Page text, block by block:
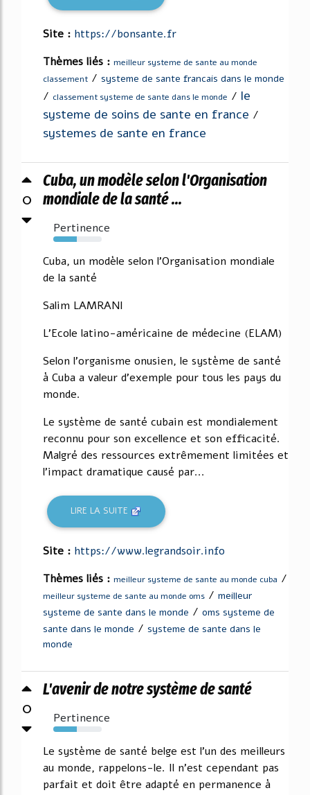
Site : https://bonsante.fr
Thèmes liés : meilleur systeme de sante au monde
classement / systeme de sante francais dans le monde
/ classement systeme de sante dans le monde / le
systeme de soins de sante en france /
systemes de sante en france
0
Cuba, un modèle selon l'Organisation
mondiale de la santé ...
Pertinence
48%
Cuba, un modèle selon l'Organisation mondiale
de la santé
Salim LAMRANI
L'Ecole latino-américaine de médecine (ELAM)
Selon l'organisme onusien, le système de santé
à Cuba a valeur d'exemple pour tous les pays du
monde.
Le système de santé cubain est mondialement
reconnu pour son excellence et son efficacité.
Malgré des ressources extrêmement limitées et
l'impact dramatique causé par...
LIRE LA SUITE
Site : https://www.legrandsoir.info
Thèmes liés : meilleur systeme de sante au monde cuba /
meilleur systeme de sante au monde oms / meilleur
systeme de sante dans le monde / oms systeme de
sante dans le monde / systeme de sante dans le
monde
0
L'avenir de notre système de santé
Pertinence
48%
Le système de santé belge est l'un des meilleurs
au monde, rappelons-le. Il n'est cependant pas
parfait et doit être adapté en permanence à